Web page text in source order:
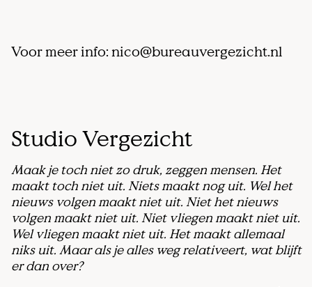
Voor meer info: nico@bureauvergezicht.nl
Studio Vergezicht
Maak je toch niet zo druk, zeggen mensen. Het
maakt toch niet uit. Niets maakt nog uit. Wel het
nieuws volgen maakt niet uit. Niet het nieuws
volgen maakt niet uit. Niet vliegen maakt niet uit.
Wel vliegen maakt niet uit. Het maakt allemaal
niks uit. Maar als je alles weg relativeert, wat blijft
er dan over?